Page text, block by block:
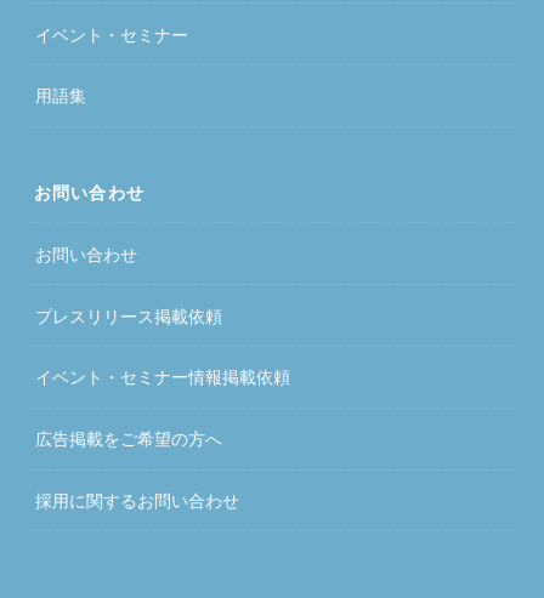
イベント・セミナー
用語集
お問い合わせ
お問い合わせ
プレスリリース掲載依頼
イベント・セミナー情報掲載依頼
広告掲載をご希望の方へ
採用に関するお問い合わせ